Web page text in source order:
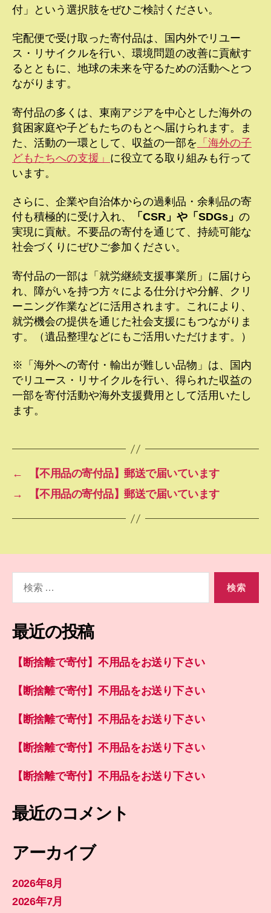
付」という選択肢をぜひご検討ください。
宅配便で受け取った寄付品は、国内外でリユー
ス・リサイクルを行い、環境問題の改善に貢献す
るとともに、地球の未来を守るための活動へとつ
ながります。
寄付品の多くは、東南アジアを中心とした海外の
貧困家庭や子どもたちのもとへ届けられます。ま
た、活動の一環として、収益の一部を 「海外の子
どもたちへの支援」 に役立てる取り組みも行って
います。
さらに、企業や自治体からの過剰品・余剰品の寄
付も積極的に受け入れ、
「CSR」や「SDGs」 の
実現に貢献。不要品の寄付を通じて、持続可能な
社会づくりにぜひご参加ください。
寄付品の一部は「就労継続支援事業所」に届けら
れ、障がいを持つ方々による仕分けや分解、クリ
ーニング作業などに活用されます。これにより、
就労機会の提供を通じた社会支援にもつながりま
す。（遺品整理などにもご活用いただけます。）
※「海外への寄付・輸出が難しい品物」は、国内
でリユース・リサイクルを行い、得られた収益の
一部を寄付活動や海外支援費用として活用いたし
ます。
←
【不用品の寄付品】郵送で届いています
→
【不用品の寄付品】郵送で届いています
象:
最近の投稿
【断捨離で寄付】不用品をお送り下さい
【断捨離で寄付】不用品をお送り下さい
【断捨離で寄付】不用品をお送り下さい
【断捨離で寄付】不用品をお送り下さい
【断捨離で寄付】不用品をお送り下さい
最近のコメント
アーカイブ
2026年8月
2026年7月